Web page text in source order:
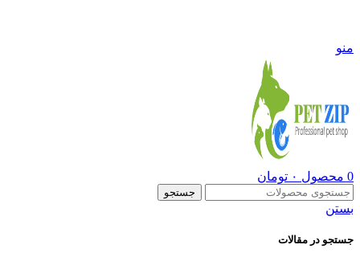
منو
0 محصول ۰ تومان
جستجو
بستن
جستجو در مقالات